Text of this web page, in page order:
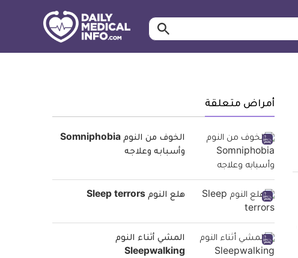
ابحث…
أمراض متعلقة
الخوف من النوم Somniphobia
وأسبابه وعلاجه
هلع النوم Sleep terrors
المشي أثناء النوم
Sleepwalking